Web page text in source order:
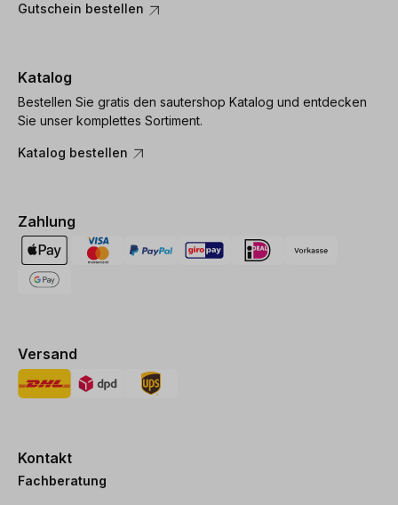
Gutschein bestellen
Katalog
Bestellen Sie gratis den sautershop Katalog und entdecken
Sie unser komplettes Sortiment.
Katalog bestellen
Zahlung
Versand
Kontakt
Fachberatung